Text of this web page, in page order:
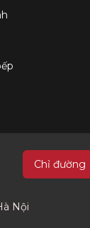
Chỉ đường
Nội